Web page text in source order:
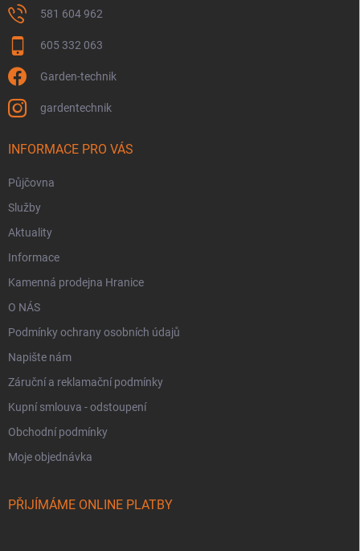
581 604 962
605 332 063
Garden-technik
gardentechnik
INFORMACE PRO VÁS
Půjčovna
Služby
Aktuality
Informace
Kamenná prodejna Hranice
O NÁS
Podmínky ochrany osobních údajů
Napište nám
Záruční a reklamační podmínky
Kupní smlouva - odstoupení
Obchodní podmínky
Moje objednávka
PŘIJÍMÁME ONLINE PLATBY